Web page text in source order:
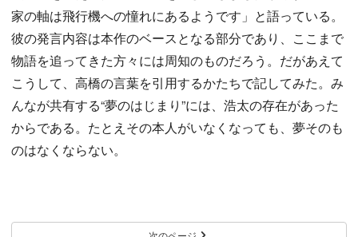
家の軸は飛行機への憧れにあるようです」と語っている。
彼の発言内容は本作のベースとなる部分であり、ここまで
物語を追ってきた方々には周知のものだろう。だがあえて
こうして、高橋の言葉を引用するかたちで記してみた。み
んなが共有する“夢のはじまり”には、浩太の存在があった
からである。たとえその本人がいなくなっても、夢そのも
のはなくならない。